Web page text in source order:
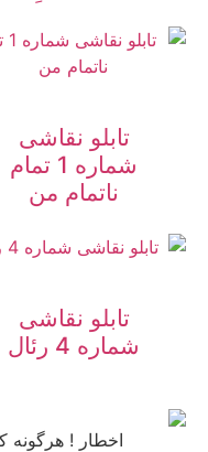
تابلو نقاشی
شماره 1 تمام
ناتمام من
تابلو نقاشی
شماره 4 رئال
اخطار ! هرگونه